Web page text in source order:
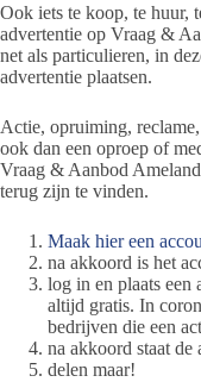
Ook iets te koop, te huur,
advertentie op Vraag &
net als particulieren, in
advertentie plaatsen.
Actie, opruiming,
ook dan een oproep of
Vraag & Aanbod
terug zijn te vinden.
Maak hier een
na akkoord is het
log in en plaats een
altijd gratis. In
bedrijven die een
na akkoord staat de
delen maar!